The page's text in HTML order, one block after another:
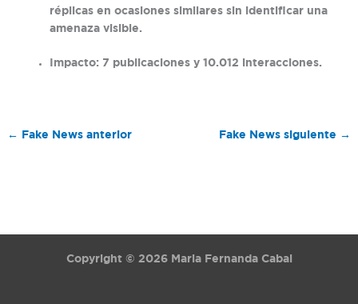
réplicas en ocasiones similares sin identificar una
amenaza visible.
Impacto: 7 publicaciones y 10.012 interacciones.
← Fake News anterior Fake News siguiente →
Copyright © 2026 Maria Fernanda Cabal